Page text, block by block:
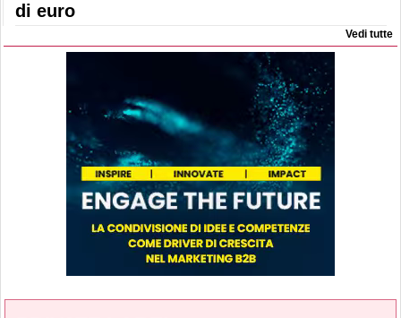
di euro
Vedi tutte